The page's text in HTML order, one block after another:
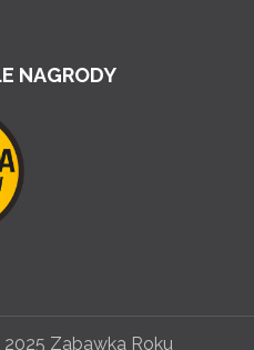
NAGRODY
Zabawka Roku